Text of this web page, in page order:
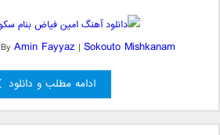
ByAmin Fayyaz| Sokouto Mishkanam
ادامه مطلب و دانلود